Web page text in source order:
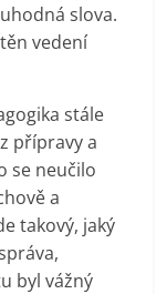
slova.
vedení
stále
přípravy a
se neučilo
a
takový, jaký
byl vážný